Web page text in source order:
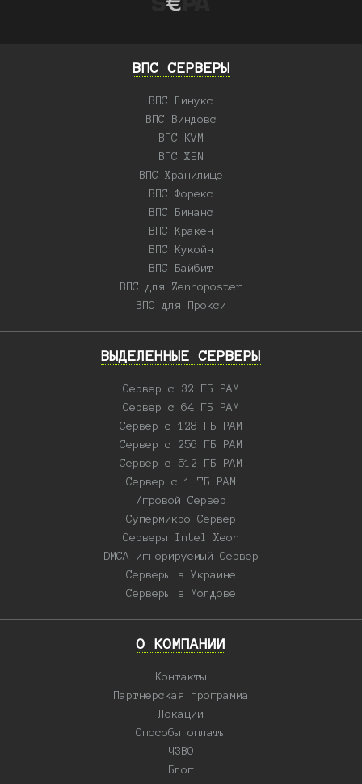
ВПС СЕРВЕРЫ
ВПС Линукс
ВПС Виндовс
ВПС KVM
ВПС XEN
ВПС Хранилище
ВПС Форекс
ВПС Бинанс
ВПС Кракен
ВПС Кукойн
ВПС Байбит
ВПС для Zennoposter
ВПС для Прокси
ВЫДЕЛЕННЫЕ CЕРВЕРЫ
Сервер с 32 ГБ РАМ
Сервер с 64 ГБ РАМ
Сервер с 128 ГБ РАМ
Сервер с 256 ГБ РАМ
Сервер с 512 ГБ РАМ
Сервер с 1 ТБ РАМ
Игровой Сервер
Супермикро Сервер
Серверы Intel Xeon
DMCA игнорируемый Сервер
Серверы в Украине
Серверы в Молдове
О КОМПАНИИ
Контакты
Партнерская программа
Локации
Способы оплаты
ЧЗВО
Блог